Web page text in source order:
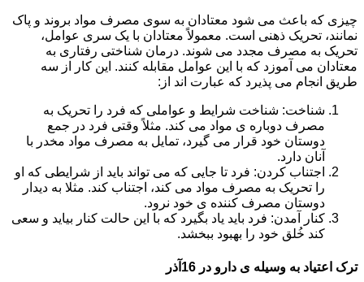
چیزی که باعث می شود معتادان به سوی مصرف مواد بروند و پاک
نمانند، تحریک ذهنی است. معمولاً معتادان با یک سری عوامل،
تحریک به مصرف مجدد می شوند. درمان شناختی رفتاری به
معتادان می آموزد که با این عوامل مقابله کنند. این کار از سه
طریق انجام می پذیرد که عبارت اند از:
شناخت: شناخت شرایط و عواملی که فرد را تحریک به
مصرف دوباره ی مواد می کند. مثلاً وقتی فرد در جمع
دوستان خود قرار می گیرد، تمایل به مصرف مواد مخدر با
آنان دارد.
اجتناب کردن: فرد تا جایی که می تواند باید از شرایطی که او
را تحریک به مصرف مواد می کند، اجتناب کند. مثلا به دیدار
دوستان مصرف کننده ی خود نرود.
کنار آمدن: فرد باید یاد بگیرد که با این حالت کنار بیاید و سعی
کند خُلق خود را بهبود ببخشد.
ترک اعتیاد به وسیله ی دارو در 16آذر